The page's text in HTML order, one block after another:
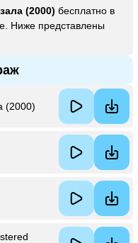
(2000) бесплатно в
Ниже представлены
(2000)